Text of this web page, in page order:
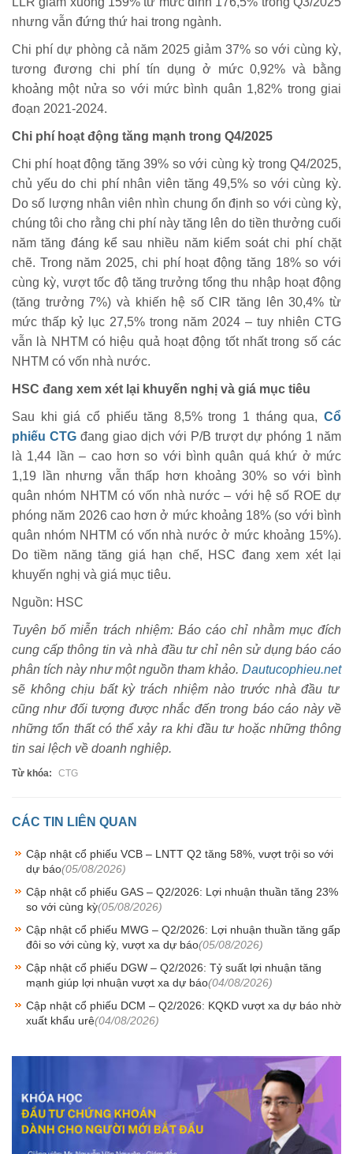
nhưng vẫn đứng thứ hai trong ngành.
Chi phí dự phòng cả năm 2025 giảm 37% so với cùng kỳ,
tương đương chi phí tín dụng ở mức 0,92% và bằng
khoảng một nửa so với mức bình quân 1,82% trong giai
đoạn 2021-2024.
Chi phí hoạt động tăng mạnh trong Q4/2025
Chi phí hoạt động tăng 39% so với cùng kỳ trong Q4/2025,
chủ yếu do chi phí nhân viên tăng 49,5% so với cùng kỳ.
Do số lượng nhân viên nhìn chung ổn định so với cùng kỳ,
chúng tôi cho rằng chi phí này tăng lên do tiền thưởng cuối
năm tăng đáng kể sau nhiều năm kiểm soát chi phí chặt
chẽ. Trong năm 2025, chi phí hoạt động tăng 18% so với
cùng kỳ, vượt tốc độ tăng trưởng tổng thu nhập hoạt động
(tăng trưởng 7%) và khiến hệ số CIR tăng lên 30,4% từ
mức thấp kỷ lục 27,5% trong năm 2024 – tuy nhiên CTG
vẫn là NHTM có hiệu quả hoạt động tốt nhất trong số các
NHTM có vốn nhà nước.
HSC đang xem xét lại khuyến nghị và giá mục tiêu
Sau khi giá cổ phiếu tăng 8,5% trong 1 tháng qua, Cổ
phiếu CTG đang giao dịch với P/B trượt dự phóng 1 năm
là 1,44 lần – cao hơn so với bình quân quá khứ ở mức
1,19 lần nhưng vẫn thấp hơn khoảng 30% so với bình
quân nhóm NHTM có vốn nhà nước – với hệ số ROE dự
phóng năm 2026 cao hơn ở mức khoảng 18% (so với bình
quân nhóm NHTM có vốn nhà nước ở mức khoảng 15%).
Do tiềm năng tăng giá hạn chế, HSC đang xem xét lại
khuyến nghị và giá mục tiêu.
Nguồn: HSC
Tuyên bố miễn trách nhiệm: Báo cáo chỉ nhằm mục đích
cung cấp thông tin và nhà đầu tư chỉ nên sử dụng báo cáo
phân tích này như một nguồn tham khảo. Dautucophieu.net
sẽ không chịu bất kỳ trách nhiệm nào trước nhà đầu tư
cũng như đối tượng được nhắc đến trong báo cáo này về
những tổn thất có thể xảy ra khi đầu tư hoặc những thông
tin sai lệch về doanh nghiệp.
Từ khóa: CTG
CÁC TIN LIÊN QUAN
Cập nhật cổ phiếu VCB – LNTT Q2 tăng 58%, vượt trội so với
dự báo(05/08/2026)
Cập nhật cổ phiếu GAS – Q2/2026: Lợi nhuận thuần tăng 23%
so với cùng kỳ(05/08/2026)
Cập nhật cổ phiếu MWG – Q2/2026: Lợi nhuận thuần tăng gấp
đôi so với cùng kỳ, vượt xa dự báo(05/08/2026)
Cập nhật cổ phiếu DGW – Q2/2026: Tỷ suất lợi nhuận tăng
mạnh giúp lợi nhuận vượt xa dự báo(04/08/2026)
Cập nhật cổ phiếu DCM – Q2/2026: KQKD vượt xa dự báo nhờ
xuất khẩu urê(04/08/2026)